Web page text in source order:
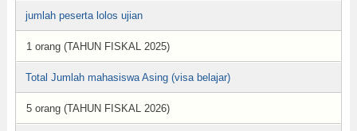
jumlah peserta lolos ujian
1 orang (TAHUN FISKAL 2025)
Total Jumlah mahasiswa Asing (visa belajar)
5 orang (TAHUN FISKAL 2026)